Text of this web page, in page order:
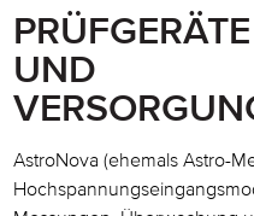
Übersicht
Luft-/Raumfahrt &
Automobilindustrie
Industriell
UND
AstroNova (ehemals Astro-